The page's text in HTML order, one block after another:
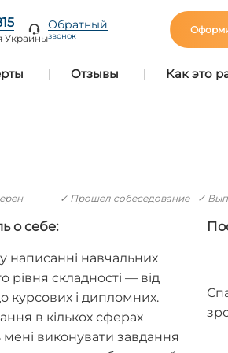
Украины
Обратный
звонок
Отзывы Как это
✓ Прошел собеседование ✓
о себе:
написанні навчальних
рівня складності — від
курсових і дипломних.
в кількох сферах
виконувати завдання